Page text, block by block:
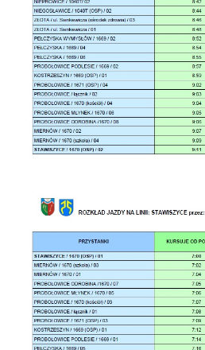
treści w postaci wiadomości, ofert,
społecznościowych.